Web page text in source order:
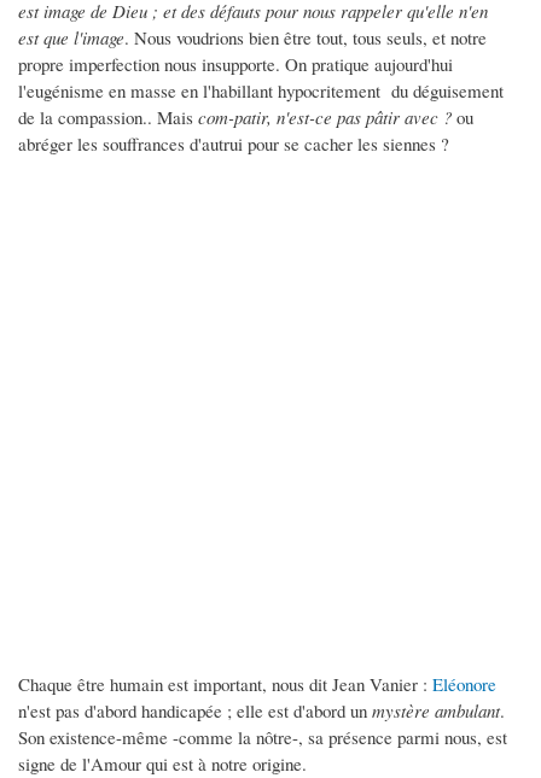
est image de Dieu ; et des défauts pour nous rappeler qu'elle n'en
est que l'image. Nous voudrions bien être tout, tous seuls, et notre
propre imperfection nous insupporte. On pratique aujourd'hui
l'eugénisme en masse en l'habillant hypocritement du déguisement
de la compassion.. Mais com-patir, n'est-ce pas pâtir avec ? ou
abréger les souffrances d'autrui pour se cacher les siennes ?
Chaque être humain est important, nous dit Jean Vanier : Eléonore
n'est pas d'abord handicapée ; elle est d'abord un mystère ambulant.
Son existence-même -comme la nôtre-, sa présence parmi nous, est
signe de l'Amour qui est à notre origine.